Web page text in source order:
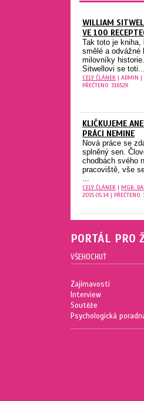
WILLIAM
VE 100
Tak toto je kniha,
smělé a odvážné
milovníky
Sitwellovi se toti...
CELÝ ČLÁNEK | ADMIN |
PŘEČTENO: 31652X
KLIČKUJEME
PRÁCI NEMINE
Nová práce se
splněný sen.
chodbách svého
pracoviště, vše
CELÝ ČLÁNEK | MGR.
2015.05.14 | PŘEČTENO:
PORTÁL PRO
VŠEHOCHUŤ
Zajímavosti
Interview
Soutěže
Psychologická